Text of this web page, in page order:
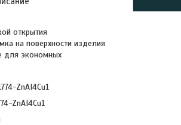
открытия
на поверхности изделия
для экономных
ZnAI4Cu1
ZnAI4Cu1